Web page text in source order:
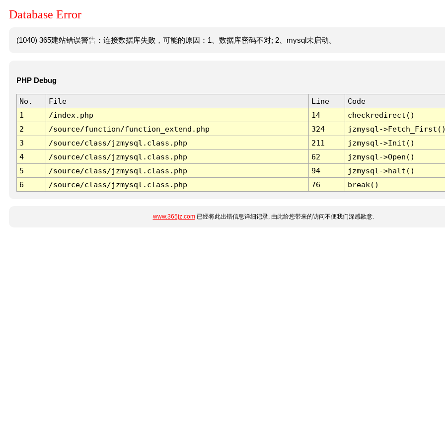
Database Error
(1040) 365建站错误警告：连接数据库失败，可能的原因：1、数据库密码不对; 2、mysql未启动。
PHP Debug
No. File Line
Code
1
/index.php 14
checkredirect()
2
/source/function/function_extend.php 324
jzmysql-
3
/source/class/jzmysql.class.php 211
jzmysql->Init()
4
/source/class/jzmysql.class.php 62
jzmysql->Open()
5
/source/class/jzmysql.class.php 94
jzmysql->halt()
6
/source/class/jzmysql.class.php 76 break()
www.365jz.com已经将此出错信息详细记录, 由此给您带来的访问不便我们深感歉意.